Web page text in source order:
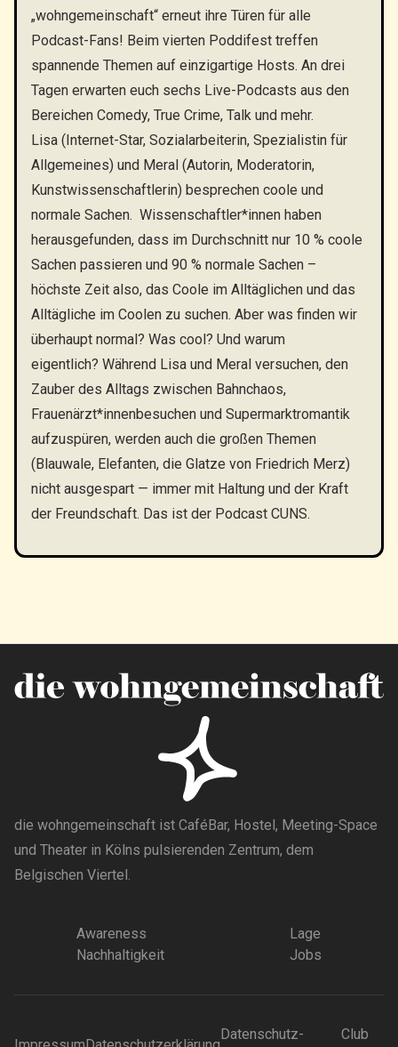
„wohngemeinschaft“ erneut ihre Türen für alle
Podcast-Fans! Beim vierten Poddifest treffen
spannende Themen auf einzigartige Hosts. An drei
Tagen erwarten euch sechs Live-Podcasts aus den
Bereichen Comedy, True Crime, Talk und mehr.
Lisa (Internet-Star, Sozialarbeiterin, Spezialistin für
Allgemeines) und Meral (Autorin, Moderatorin,
Kunstwissenschaftlerin) besprechen coole und
normale Sachen. Wissenschaftler*innen haben
herausgefunden, dass im Durchschnitt nur 10 % coole
Sachen passieren und 90 % normale Sachen –
höchste Zeit also, das Coole im Alltäglichen und das
Alltägliche im Coolen zu suchen. Aber was finden wir
überhaupt normal? Was cool? Und warum
eigentlich? Während Lisa und Meral versuchen, den
Zauber des Alltags zwischen Bahnchaos,
Frauenärzt*innenbesuchen und Supermarktromantik
aufzuspüren, werden auch die großen Themen
(Blauwale, Elefanten, die Glatze von Friedrich Merz)
nicht ausgespart — immer mit Haltung und der Kraft
der Freundschaft. Das ist der Podcast CUNS.
die wohngemeinschaft ist CaféBar, Hostel, Meeting-Space
und Theater in Kölns pulsierenden Zentrum, dem
Belgischen Viertel.
Awareness
Nachhaltigkeit
Lage
Jobs
Datenschutz-
Club